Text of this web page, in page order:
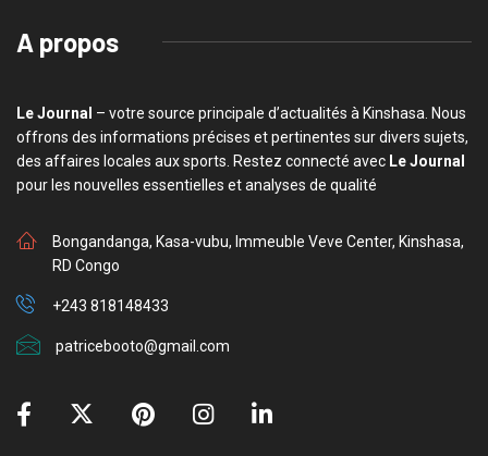
A propos
Le Journal – votre source principale d’actualités à Kinshasa. Nous
offrons des informations précises et pertinentes sur divers sujets,
des affaires locales aux sports. Restez connecté avec Le Journal
pour les nouvelles essentielles et analyses de qualité
Bongandanga, Kasa-vubu, Immeuble Veve Center, Kinshasa,
RD Congo
+243 818148433
patricebooto@gmail.com